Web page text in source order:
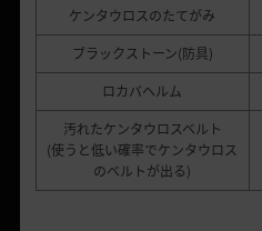
ケンタウロスのたてがみ
ブラックストーン(防具)
ロカバヘルム
汚れたケンタウロスベルト
(使うと低い確率でケンタウロス
のベルトが出る)